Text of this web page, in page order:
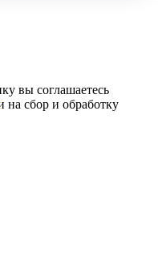
вы соглашаетесь
на сбор и обработку